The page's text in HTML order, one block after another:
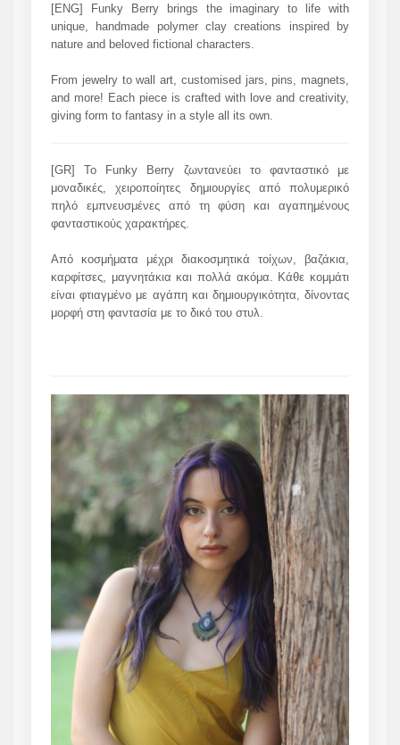
[ENG] Funky Berry brings the imaginary to life with
unique, handmade polymer clay creations inspired by
nature and beloved fictional characters.
From jewelry to wall art, customised jars, pins, magnets,
and more! Each piece is crafted with love and creativity,
giving form to fantasy in a style all its own.
[GR] Το Funky Berry ζωντανεύει το φανταστικό με
μοναδικές, χειροποίητες δημιουργίες από πολυμερικό
πηλό εμπνευσμένες από τη φύση και αγαπημένους
φανταστικούς χαρακτήρες.
Από κοσμήματα μέχρι διακοσμητικά τοίχων, βαζάκια,
καρφίτσες, μαγνητάκια και πολλά ακόμα. Κάθε κομμάτι
είναι φτιαγμένο με αγάπη και δημιουργικότητα, δίνοντας
μορφή στη φαντασία με το δικό του στυλ.